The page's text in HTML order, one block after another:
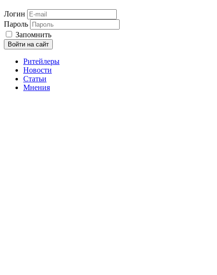
Логин
Пароль
Запомнить
Войти на сайт
Ритейлеры
Новости
Статьи
Мнения